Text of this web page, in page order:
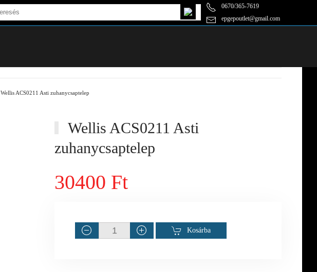
0670/365-7619
epgepoutlet@gmail.com
Wellis ACS0211 Asti zuhanycsaptelep
Wellis ACS0211 Asti
zuhanycsaptelep
30400 Ft
Kosárba